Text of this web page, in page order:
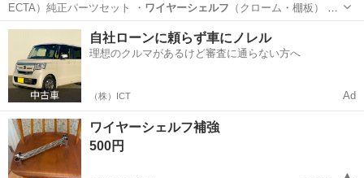
ECTA）純正パーツセット ・ ワイヤーシェルフ （クローム・棚板） × 2
枚 …
東京 世田谷区 収納家具
自社ローンに頼らず車にノレル
理想のクルマがあるけど審査に通らない方へ
（株）ICT Ad
ワイヤーシェルフ補強
500円